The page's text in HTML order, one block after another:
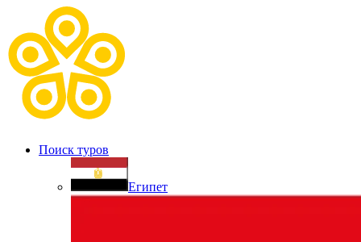
Поиск туров
Египет